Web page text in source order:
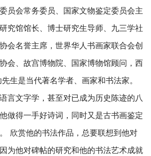
员会常务委员、国家文物鉴定委员会主
究馆馆长、博士研究生导师、九三学社
会名誉主席，世界华人书画家联合会创
会、故宫博物院、国家博物馆顾问，西
生是当代著名学者、画家和书法家。
言文字学，甚至对已成为历史陈迹的八
做得一手好诗词，同时又是古书画鉴定
欣赏他的书法作品，总要联想到他对
为他对碑帖的研究和他的书法艺术成就